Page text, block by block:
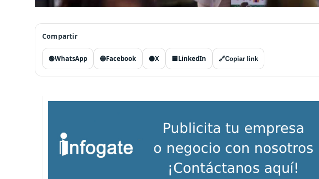
Compartir
🟢WhatsApp 🔵Facebook ⚫X 🟦LinkedIn 🔗Copiar link